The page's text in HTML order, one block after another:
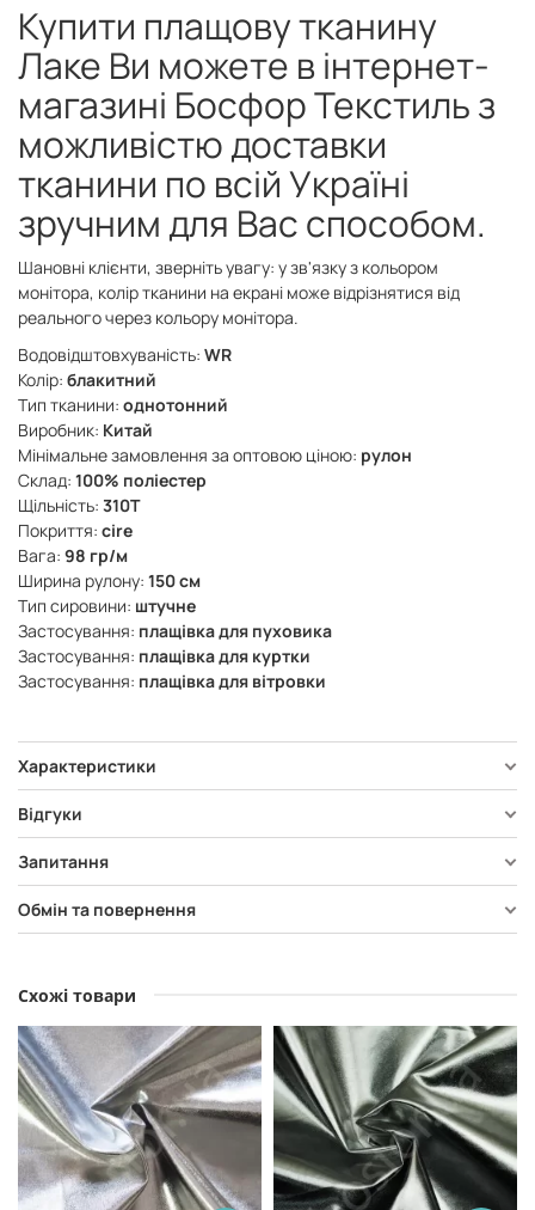
Купити плащову тканину
Лаке Ви можете в інтернет-
магазині Босфор Текстиль з
можливістю доставки
тканини по всій Україні
зручним для Вас способом.
Шановні клієнти, зверніть увагу: у зв'язку з кольором
монітора, колір тканини на екрані може відрізнятися від
реального через кольору монітора.
Водовідштовхуваність: WR
Колір: блакитний
Тип тканини: однотонний
Виробник: Китай
Мінімальне замовлення за оптовою ціною: рулон
Склад: 100% поліестер
Щільність: 310Т
Покриття: cire
Вага: 98 гр/м
Ширина рулону: 150 см
Тип сировини: штучне
Застосування: плащівка для пуховика
Застосування: плащівка для куртки
Застосування: плащівка для вітровки
Характеристики
Відгуки
Запитання
Обмін та повернення
Схожі товари